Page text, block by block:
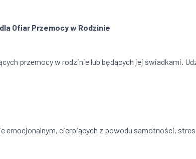
Ofiar Przemocy w Rodzinie
przemocy w rodzinie lub będących jej świadkami.
emocjonalnym, cierpiących z powodu samotności,